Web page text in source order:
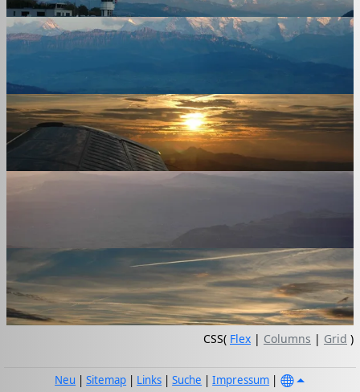
CSS( Flex | Columns | Grid )
Neu |Sitemap | Links |Suche |Impressum |